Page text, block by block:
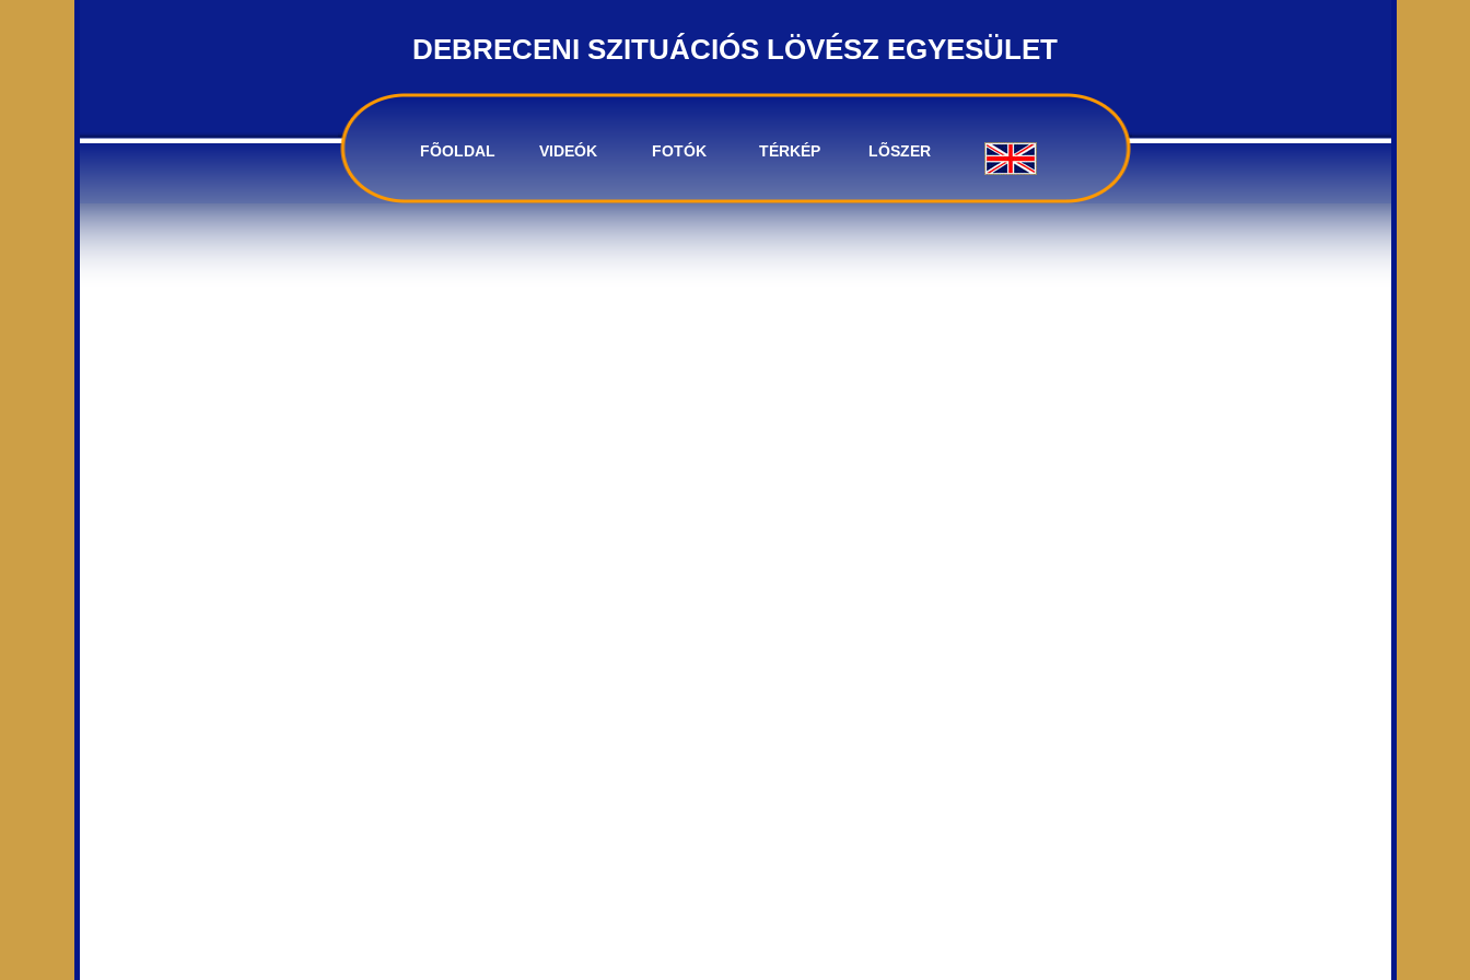
DEBRECENI SZITUÁCIÓS LÖVÉSZ EGYESÜLET
FÕOLDAL VIDEÓK FOTÓK TÉRKÉP LÕSZER